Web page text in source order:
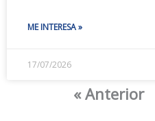
ME INTERESA »
17/07/2026
« Anterior